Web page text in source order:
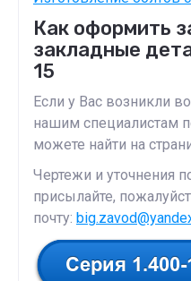
Как оформить
закладные
15
Если у Вас возникли
нашим специалистам
можете найти на
Чертежи и уточнения
присылайте,
почту: